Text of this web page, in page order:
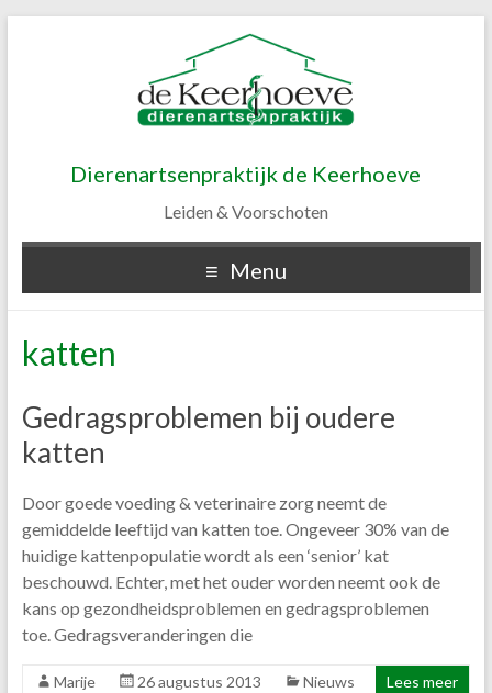
Dierenartsenpraktijk de Keerhoeve
Leiden & Voorschoten
Menu
katten
Gedragsproblemen bij oudere
katten
Door goede voeding & veterinaire zorg neemt de
gemiddelde leeftijd van katten toe. Ongeveer 30% van de
huidige kattenpopulatie wordt als een ‘senior’ kat
beschouwd. Echter, met het ouder worden neemt ook de
kans op gezondheidsproblemen en gedragsproblemen
toe. Gedragsveranderingen die
Marije 26 augustus 2013 Nieuws Lees meer